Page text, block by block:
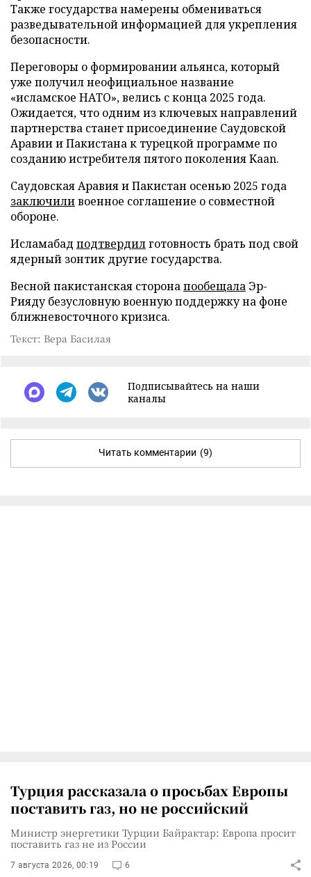
Также государства намерены обмениваться
разведывательной информацией для укрепления
безопасности.
Переговоры о формировании альянса, который
уже получил неофициальное название
«исламское НАТО», велись с конца 2025 года.
Ожидается, что одним из ключевых направлений
партнерства станет присоединение Саудовской
Аравии и Пакистана к турецкой программе по
созданию истребителя пятого поколения Kaan.
Саудовская Аравия и Пакистан осенью 2025 года
заключиливоенное соглашение о совместной
обороне.
Исламабад подтвердилготовность брать под свой
ядерный зонтик другие государства.
Весной пакистанская сторонапообещала Эр-
Рияду безусловную военную поддержку на фоне
ближневосточного кризиса.
Текст: Вера Басилая
Подписывайтесь на наши
каналы
Читать комментарии (9)
Турция рассказала о просьбах Европы
поставить газ, но не российский
Министр энергетики Турции Байрактар: Европа просит
поставить газ не из России
7 августа 2026, 00:19 6